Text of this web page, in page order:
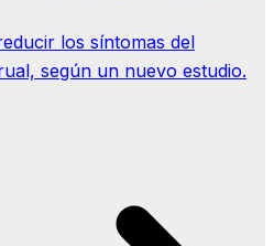
los síntomas del
según un nuevo estudio.